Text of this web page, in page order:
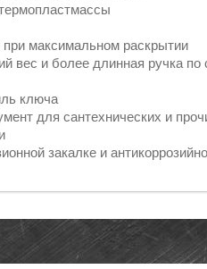
максимальном раскрытии
вес и более длинная ручка
ключа
для сантехнических и
закалке и